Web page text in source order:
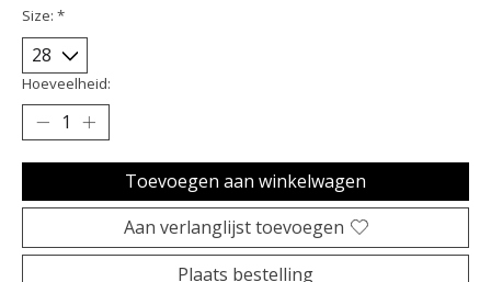
Size: *
Hoeveelheid:
Toevoegen aan winkelwagen
Aan verlanglijst toevoegen
Plaats bestelling